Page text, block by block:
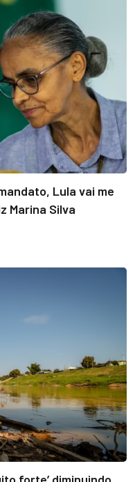
Lula vai me
Marina Silva
forte’ diminuindo